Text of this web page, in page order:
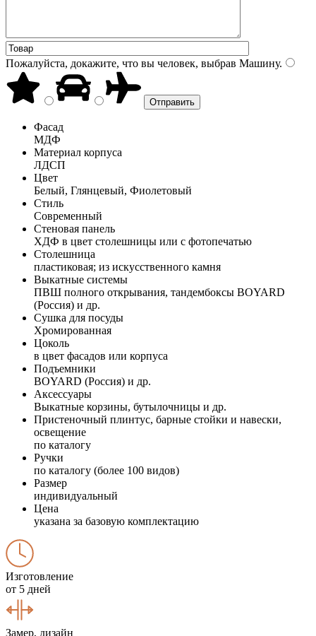
Пожалуйста, докажите, что вы человек, выбрав Машину.
Фасад
МДФ
Материал корпуса
ЛДСП
Цвет
Белый, Глянцевый, Фиолетовый
Стиль
Современный
Стеновая панель
ХДФ в цвет столешницы или с фотопечатью
Столешница
пластиковая; из искусственного камня
Выкатные системы
ПВШ полного открывания, тандембоксы BOYARD
(Россия) и др.
Сушка для посуды
Хромированная
Цоколь
в цвет фасадов или корпуса
Подъемники
BOYARD (Россия) и др.
Аксессуары
Выкатные корзины, бутылочницы и др.
Пристеночный плинтус, барные стойки и навески,
освещение
по каталогу
Ручки
по каталогу (более 100 видов)
Размер
индивидуальный
Цена
указана за базовую комплектацию
Изготовление
от 5 дней
Замер, дизайн